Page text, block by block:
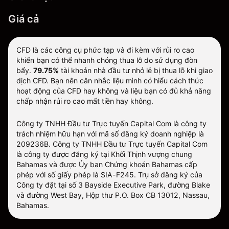
Giá cả
CFD là các công cụ phức tạp và đi kèm với rủi ro cao
khiến bạn có thể nhanh chóng thua lỗ do sử dụng đòn
bẩy. 79.75% tài khoản nhà đầu tư nhỏ lẻ bị thua lỗ khi giao
dịch CFD. Bạn nên cân nhắc liệu mình có hiểu cách thức
hoạt động của CFD hay không và liệu bạn có đủ khả năng
chấp nhận rủi ro cao mất tiền hay không.
Công ty TNHH Đầu tư Trực tuyến Capital Com là công ty
trách nhiệm hữu hạn với mã số đăng ký doanh nghiệp là
209236B. Công ty TNHH Đầu tư Trực tuyến Capital Com
là công ty được đăng ký tại Khối Thịnh vượng chung
Bahamas và được Ủy ban Chứng khoán Bahamas cấp
phép với số giấy phép là SIA-F245. Trụ sở đăng ký của
Công ty đặt tại số 3 Bayside Executive Park, đường Blake
và đường West Bay, Hộp thư P.O. Box CB 13012, Nassau,
Bahamas.